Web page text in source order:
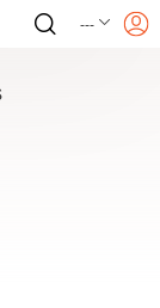
---